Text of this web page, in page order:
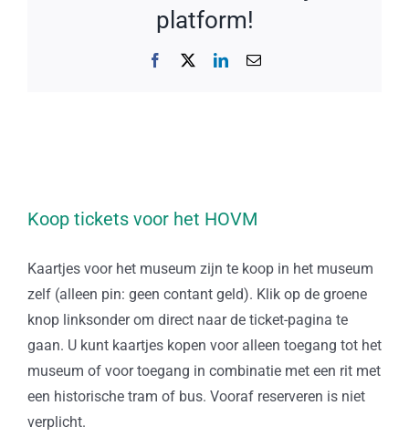
platform!
Facebook LinkedIn
E-
Koop tickets voor het HOVM
Kaartjes voor het museum zijn te koop in het museum
zelf (alleen pin: geen contant geld). Klik op de groene
knop linksonder om direct naar de ticket-pagina te
gaan. U kunt kaartjes kopen voor alleen toegang tot het
museum of voor toegang in combinatie met een rit met
een historische tram of bus. Vooraf reserveren is niet
verplicht.